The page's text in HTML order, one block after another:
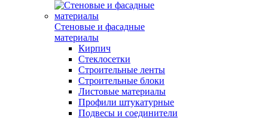
Стеновые и фасадные
материалы
Кирпич
Стеклосетки
Строительные ленты
Строительные блоки
Листовые материалы
Профили штукатурные
Подвесы и соединители